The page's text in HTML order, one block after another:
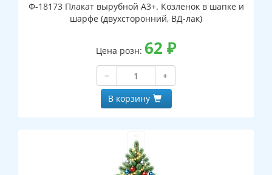
Ф-18173 Плакат вырубной А3+. Козленок в шапке и
шарфе (двухсторонний, ВД-лак)
Цена розн: 62 ₽
−
+
В корзину